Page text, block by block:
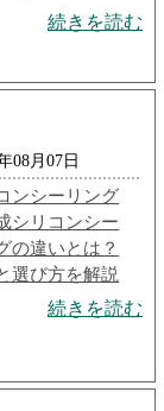
続きを読む
08月07日
ンシーリング
シリコンシー
の違いとは？
選び方を解説
続きを読む